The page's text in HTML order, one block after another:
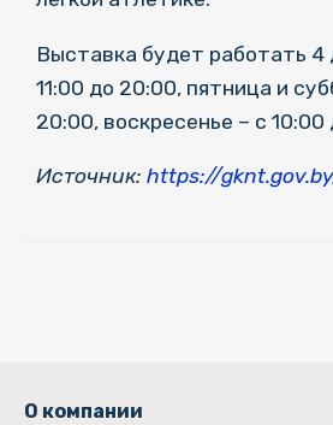
Выставка будет работать 4
11:00 до 20:00, пятница и
20:00, воскресенье – с 10:00
Источник: https://
О компании